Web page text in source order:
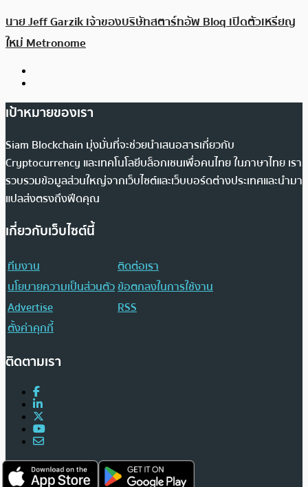
นาย Jeff Garzik เจ้าของบริษัทสตาร์ทอัพ Bloq เปิดตัวเหรียญ
ใหม่ Metronome
เป้าหมายของเรา
Siam Blockchain มุ่งมั่นที่จะช่วยนำเสนอสารเกี่ยวกับ
Cryptocurrency และเทคโนโลยีบล็อกเชนเพื่อคนไทย ในภาษาไทย เรา
รวบรวมข้อมูลส่วนใหญ่จากเว็บไซต์และเว็บบอร์ดต่างประเทศและนำมา
แปลส่งตรงถึงฟีดคุณ
เกี่ยวกับเว็บไซต์นี้
ทีมงาน
ติดต่อเรา
นโยบายความเป็นส่วนตัวข้อตกลงในการใช้งาน
Advertise
RSS
ตั้งค่าคุกกี้
ติดตามเรา